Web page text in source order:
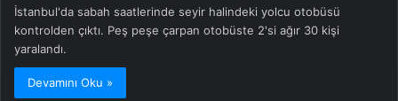
İstanbul'da sabah saatlerinde seyir halindeki yolcu otobüsü
kontrolden çıktı. Peş peşe çarpan otobüste 2'si ağır 30 kişi
yaralandı.
Devamını Oku »